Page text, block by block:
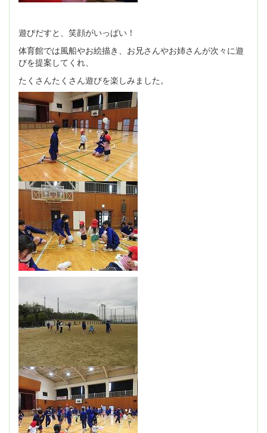
遊びだすと、笑顔がいっぱい！
体育館では風船やお絵描き、お兄さんやお姉さんが次々に遊
びを提案してくれ、
たくさんたくさん遊びを楽しみました。